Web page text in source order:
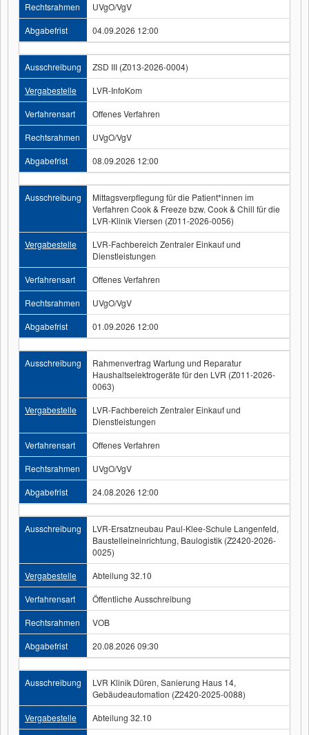
Rechtsrahmen
UVgO/VgV
Abgabefrist
04.09.2026 12:00
Ausschreibung
ZSD III (Z013-2026-0004)
Vergabestelle
LVR-InfoKom
Verfahrensart
Offenes Verfahren
Rechtsrahmen
UVgO/VgV
Abgabefrist
08.09.2026 12:00
Ausschreibung
Mittagsverpflegung für die Patient*innen im
Verfahren Cook & Freeze bzw. Cook & Chill für die
LVR-Klinik Viersen (Z011-2026-0056)
Vergabestelle
LVR-Fachbereich Zentraler Einkauf und
Dienstleistungen
Verfahrensart
Offenes Verfahren
Rechtsrahmen
UVgO/VgV
Abgabefrist
01.09.2026 12:00
Ausschreibung
Rahmenvertrag Wartung und Reparatur
Haushaltselektrogeräte für den LVR (Z011-2026-
0063)
Vergabestelle
LVR-Fachbereich Zentraler Einkauf und
Dienstleistungen
Verfahrensart
Offenes Verfahren
Rechtsrahmen
UVgO/VgV
Abgabefrist
24.08.2026 12:00
Ausschreibung
LVR-Ersatzneubau Paul-Klee-Schule Langenfeld,
Baustelleineinrichtung, Baulogistik (Z2420-2026-
0025)
Vergabestelle
Abteilung 32.10
Verfahrensart
Öffentliche Ausschreibung
Rechtsrahmen
VOB
Abgabefrist
20.08.2026 09:30
Ausschreibung
LVR Klinik Düren, Sanierung Haus 14,
Gebäudeautomation (Z2420-2025-0088)
Vergabestelle
Abteilung 32.10